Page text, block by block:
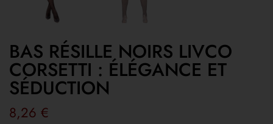
BAS RÉSILLE NOIRS LIVCO
CORSETTI : ÉLÉGANCE ET
SÉDUCTION
8,26 €